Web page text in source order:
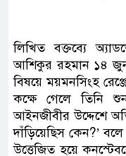
লিখিত বক্তব্যে
আশিকুর রহমান ১৪
বিষয়ে ময়মনসিংহ
কক্ষে গেলে তিনি
আইনজীবীর উদ্দেশে
দাঁড়িয়েছিস কেন?’
উত্তেজিত হয়ে